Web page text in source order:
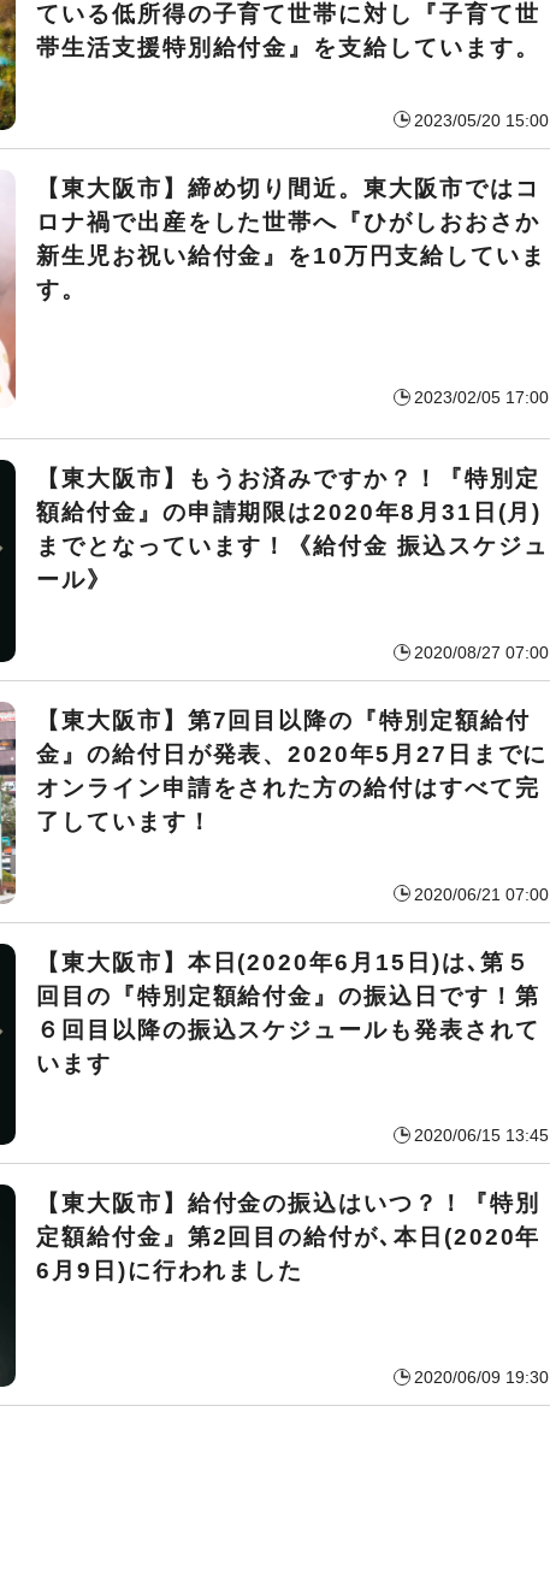
ている低所得の子育て世帯に対し『子育て世
帯生活支援特別給付金』を支給しています。
2023/05/20 15:00
【東大阪市】締め切り間近。東大阪市ではコ
ロナ禍で出産をした世帯へ『ひがしおおさか
新生児お祝い給付金』を10万円支給していま
す。
2023/02/05 17:00
【東大阪市】もうお済みですか？！『特別定
額給付金』の申請期限は2020年8月31日(月)
までとなっています！《給付金 振込スケジュ
ール》
2020/08/27 07:00
【東大阪市】第7回目以降の『特別定額給付
金』の給付日が発表、2020年5月27日までに
オンライン申請をされた方の給付はすべて完
了しています！
2020/06/21 07:00
【東大阪市】本日(2020年6月15日)は､第５
回目の『特別定額給付金』の振込日です！第
６回目以降の振込スケジュールも発表されて
います
2020/06/15 13:45
【東大阪市】給付金の振込はいつ？！『特別
定額給付金』第2回目の給付が､本日(2020年
6月9日)に行われました
2020/06/09 19:30